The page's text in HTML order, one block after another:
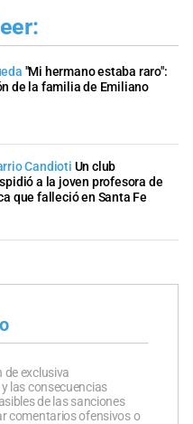
"Mi hermano estaba raro":
de la familia de Emiliano
Candioti Un club
a la joven profesora de
que falleció en Santa Fe
exclusiva
las consecuencias
de las sanciones
comentarios ofensivos o